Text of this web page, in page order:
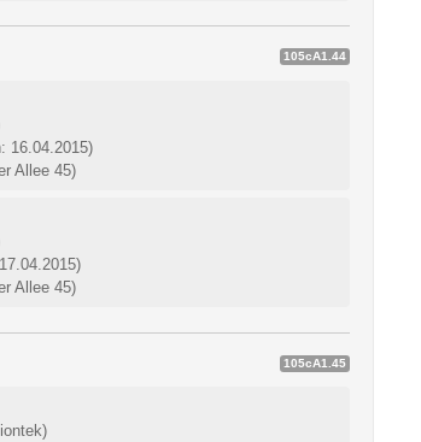
105cA1.44
16.04.2015)
Allee 45)
Allee 45)
105cA1.45